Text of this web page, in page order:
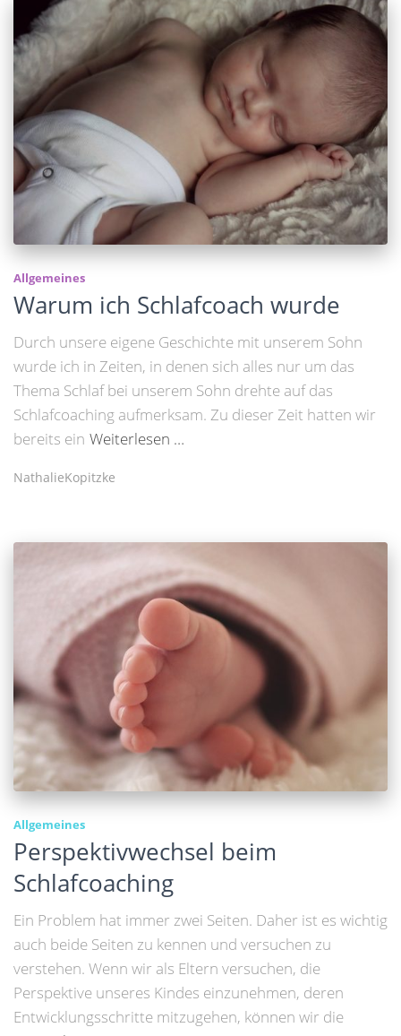
Allgemeines
Warum ich Schlafcoach wurde
Durch unsere eigene Geschichte mit unserem Sohn
wurde ich in Zeiten, in denen sich alles nur um das
Thema Schlaf bei unserem Sohn drehte auf das
Schlafcoaching aufmerksam. Zu dieser Zeit hatten wir
bereits ein Weiterlesen …
NathalieKopitzke
Allgemeines
Perspektivwechsel beim
Schlafcoaching
Ein Problem hat immer zwei Seiten. Daher ist es wichtig
auch beide Seiten zu kennen und versuchen zu
verstehen. Wenn wir als Eltern versuchen, die
Perspektive unseres Kindes einzunehmen, deren
Entwicklungsschritte mitzugehen, können wir die